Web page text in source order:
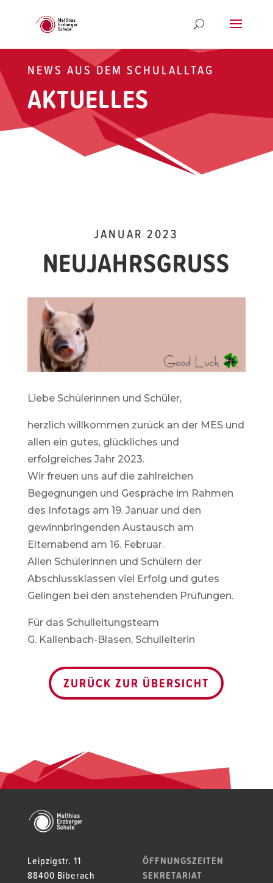
NEWS AUS DEM SCHULALLTAG
AKTUELLES
JANUAR 2023
NEUJAHRSGRUSS
Liebe Schülerinnen und Schüler,
herzlich willkommen zurück an der MES und
allen ein gutes, glückliches und
erfolgreiches Jahr 2023.
Wir freuen uns auf die zahlreichen
Begegnungen und Gespräche im Rahmen
des Infotags am 19. Januar und den
gewinnbringenden Austausch am
Elternabend am 16. Februar.
Allen Schülerinnen und Schülern der
Abschlussklassen viel Erfolg und gutes
Gelingen bei den anstehenden Prüfungen.
Für das Schulleitungsteam
G. Kallenbach-Blasen, Schulleiterin
ZURÜCK ZUR ÜBERSICHT
Leipzigstr. 11
88400 Biberach
ÖFFNUNGSZEITEN
SEKRETARIAT